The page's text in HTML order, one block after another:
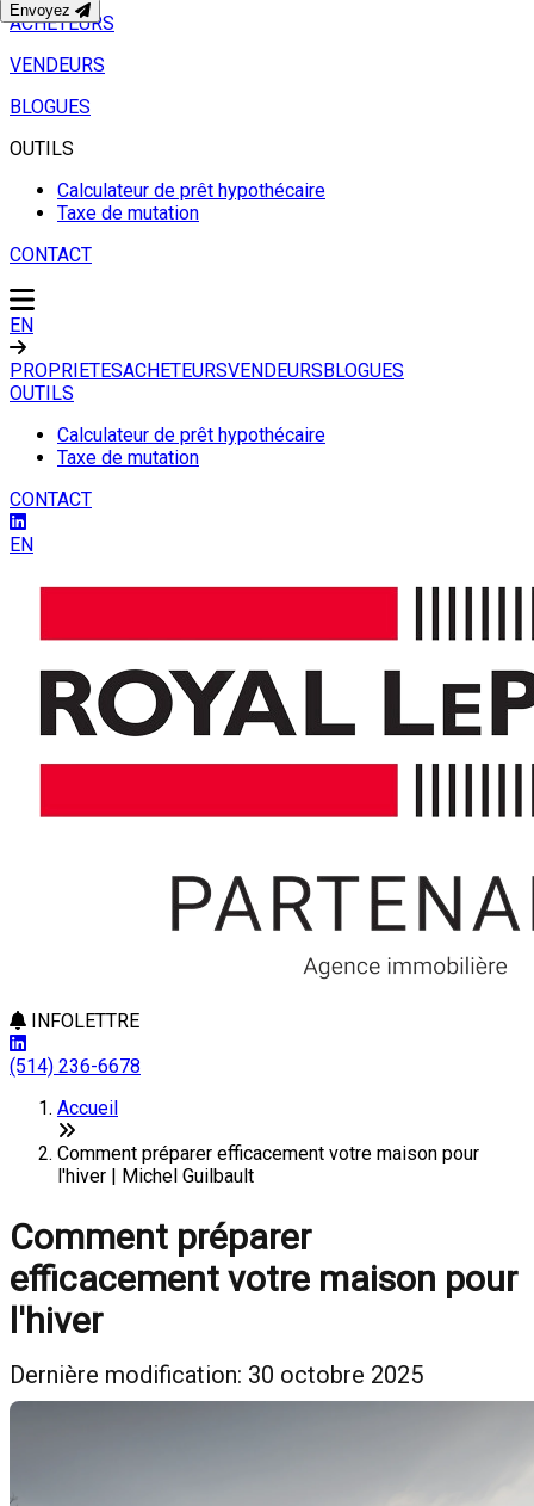
ACHETEURS
VENDEURS
BLOGUES
OUTILS
Calculateur de prêt hypothécaire
Taxe de mutation
CONTACT
EN
PROPRIETESACHETEURSVENDEURSBLOGUES
OUTILS
Calculateur de prêt hypothécaire
Taxe de mutation
CONTACT
EN
INFOLETTRE
(514) 236-6678
Accueil
Comment préparer efficacement votre maison pour
l'hiver | Michel Guilbault
Comment préparer
efficacement votre maison pour
l'hiver
Dernière modification: 30 octobre 2025
Envoyez